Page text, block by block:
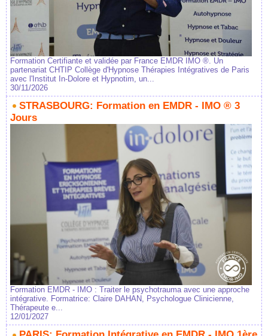
Formation Certifiante et validée par France EMDR IMO ®. Un
partenariat CHTIP Collège d'Hypnose Thérapies Intégratives de Paris
avec l'Institut In-Dolore et Hypnotim, un...
30/11/2026
STRASBOURG: Formation en EMDR - IMO ® 3
Jours
Formation EMDR - IMO : Traiter le psychotrauma avec une approche
intégrative. Formatrice: Claire DAHAN, Psychologue Clinicienne,
Thérapeute e...
12/01/2027